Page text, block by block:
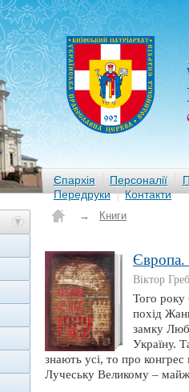
Єпархія Персоналії
Передруки
Контакти
→ Книги
Віктор
Того року
похід
замку
Україну.
знають усі, то про
Лучеську Великому –